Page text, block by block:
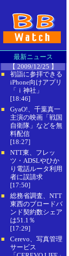
最新ニュース
【 2009/12/25 】
■
初詣に参拝できる
iPhone向けアプリ
「ｉ神社」
[18:46]
■
GyaO!、千葉真一
主演の映画「戦国
自衛隊」などを無
料配信
[18:27]
■
NTT東、フレッ
ツ・ADSLやひか
り電話ルータ利用
者に誤請求
[17:50]
■
総務省調査、NTT
東西のブロードバ
ンド契約数シェア
は51.1％
[17:29]
■
Cerevo、写真管理
サービス